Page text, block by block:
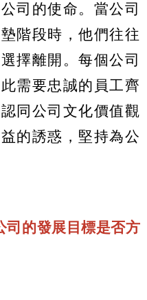
司的使命。當公司
階段時，他們往往
擇離開。每個公司
需要忠誠的員工齊
同公司文化價值觀
的誘惑，堅持為公
司的發展目標是否方